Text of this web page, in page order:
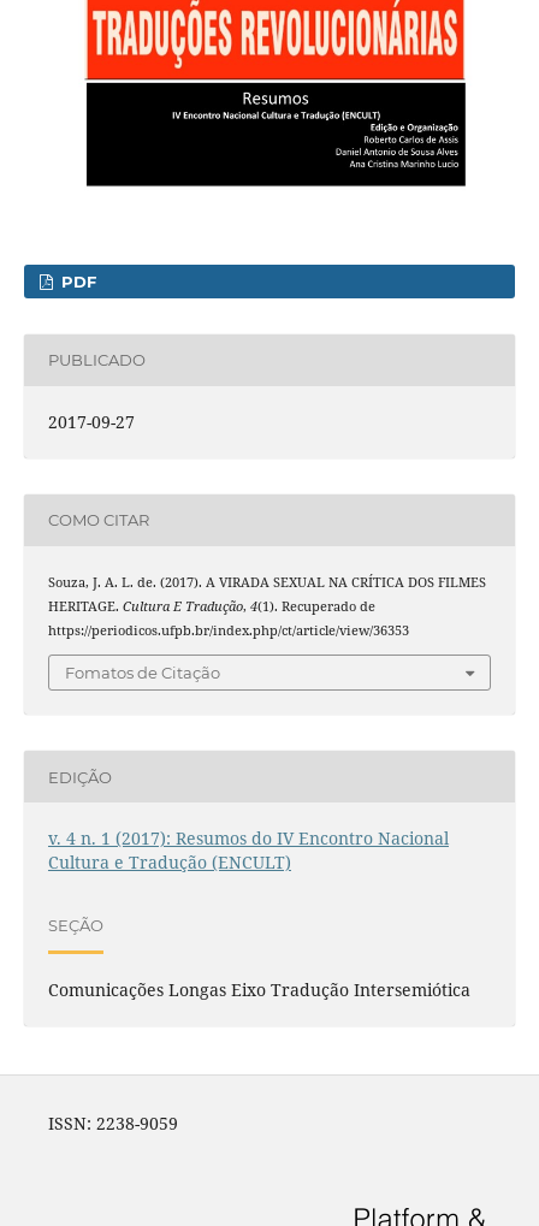
PDF
PUBLICADO
2017-09-27
COMO CITAR
Souza, J. A. L. de. (2017). A VIRADA SEXUAL NA CRÍTICA DOS FILMES
HERITAGE. Cultura E Tradução, 4(1). Recuperado de
https://periodicos.ufpb.br/index.php/ct/article/view/36353
Fomatos de Citação
EDIÇÃO
v. 4 n. 1 (2017): Resumos do IV Encontro Nacional
Cultura e Tradução (ENCULT)
SEÇÃO
Comunicações Longas Eixo Tradução Intersemiótica
ISSN: 2238-9059